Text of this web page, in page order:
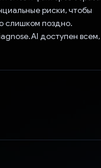
риски, чтобы
слишком поздно.
доступен всем,